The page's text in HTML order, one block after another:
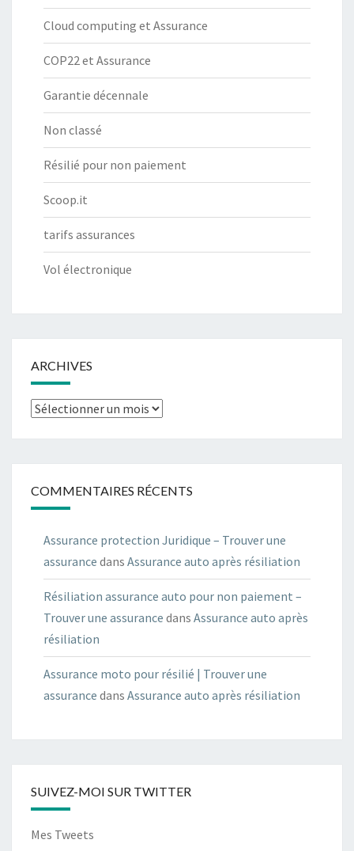
Cloud computing et Assurance
COP22 et Assurance
Garantie décennale
Non classé
Résilié pour non paiement
Scoop.it
tarifs assurances
Vol électronique
ARCHIVES
Archives
COMMENTAIRES RÉCENTS
Assurance protection Juridique – Trouver une
assurance dans Assurance auto après résiliation
Résiliation assurance auto pour non paiement –
Trouver une assurance dans Assurance auto après
résiliation
Assurance moto pour résilié | Trouver une
assurance dans Assurance auto après résiliation
SUIVEZ-MOI SUR TWITTER
Mes Tweets